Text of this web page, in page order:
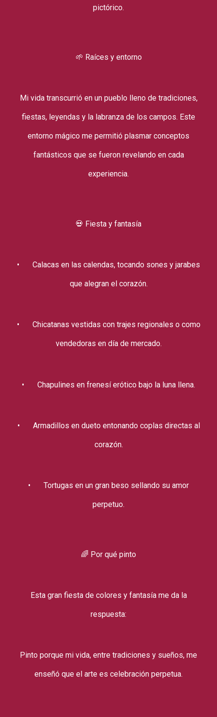
pictórico.
🌱 Raíces y entorno
Mi vida transcurrió en un pueblo lleno de tradiciones,
fiestas, leyendas y la labranza de los campos. Este
entorno mágico me permitió plasmar conceptos
fantásticos que se fueron revelando en cada
experiencia.
💀 Fiesta y fantasía
• Calacas en las calendas, tocando sones y jarabes
que alegran el corazón.
• Chicatanas vestidas con trajes regionales o como
vendedoras en día de mercado.
• Chapulines en frenesí erótico bajo la luna llena.
• Armadillos en dueto entonando coplas directas al
corazón.
• Tortugas en un gran beso sellando su amor
perpetuo.
🌈 Por qué pinto
Esta gran fiesta de colores y fantasía me da la
respuesta:
Pinto porque mi vida, entre tradiciones y sueños, me
enseñó que el arte es celebración perpetua.